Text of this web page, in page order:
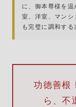
に、御本尊様を
室、洋室、マンシ
も完璧に調和する
功徳善根
ら、不